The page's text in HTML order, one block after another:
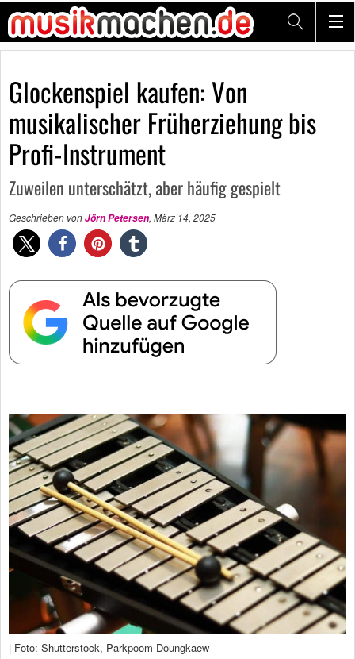
Glockenspiel kaufen: Von
musikalischer Früherziehung bis
Profi-Instrument
Zuweilen unterschätzt, aber häufig gespielt
Geschrieben vonJörn Petersen, März 14, 2025
| Foto: Shutterstock, Parkpoom Doungkaew